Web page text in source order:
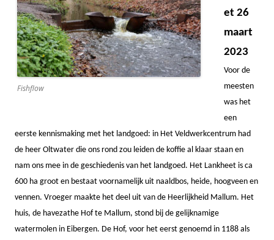
Fishflow
et 26
maart
2023
Voor de
meesten
was het
een
eerste kennismaking met het landgoed: in Het Veldwerkcentrum had
de heer Oltwater die ons rond zou leiden de koffie al klaar staan en
nam ons mee in de geschiedenis van het landgoed. Het Lankheet is ca
600 ha groot en bestaat voornamelijk uit naaldbos, heide, hoogveen en
vennen. Vroeger maakte het deel uit van de Heerlijkheid Mallum. Het
huis, de havezathe Hof te Mallum, stond bij de gelijknamige
watermolen in Eibergen. De Hof, voor het eerst genoemd in 1188 als